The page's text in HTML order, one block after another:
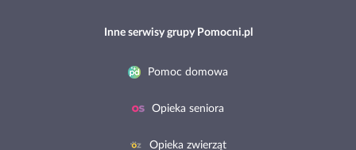
Inne serwisy grupy Pomocni.pl
Pomoc domowa
Opieka seniora
Opieka zwierząt